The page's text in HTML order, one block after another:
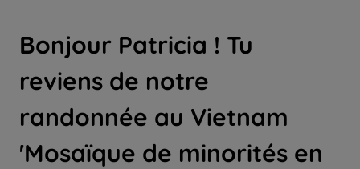
Bonjour Patricia ! Tu
reviens de notre
randonnée au Vietnam
'Mosaïque de minorités en